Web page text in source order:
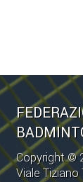
Copyright ©
Viale Tiziano